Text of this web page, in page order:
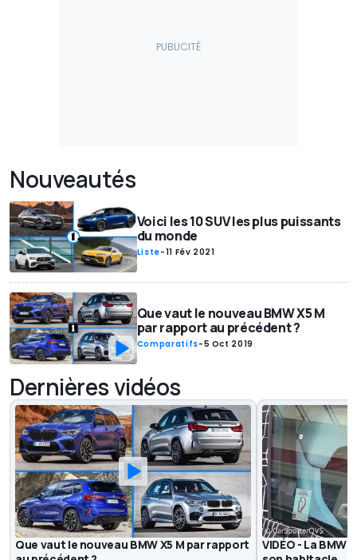
Nouveautés
Voici les 10 SUV les plus puissants
du monde
Liste-11 Fév 2021
Que vaut le nouveau BMW X5 M
par rapport au précédent ?
Comparatifs-5 Oct 2019
Dernières vidéos
Que vaut le nouveau BMW X5 M par rapport
VIDÉO - La